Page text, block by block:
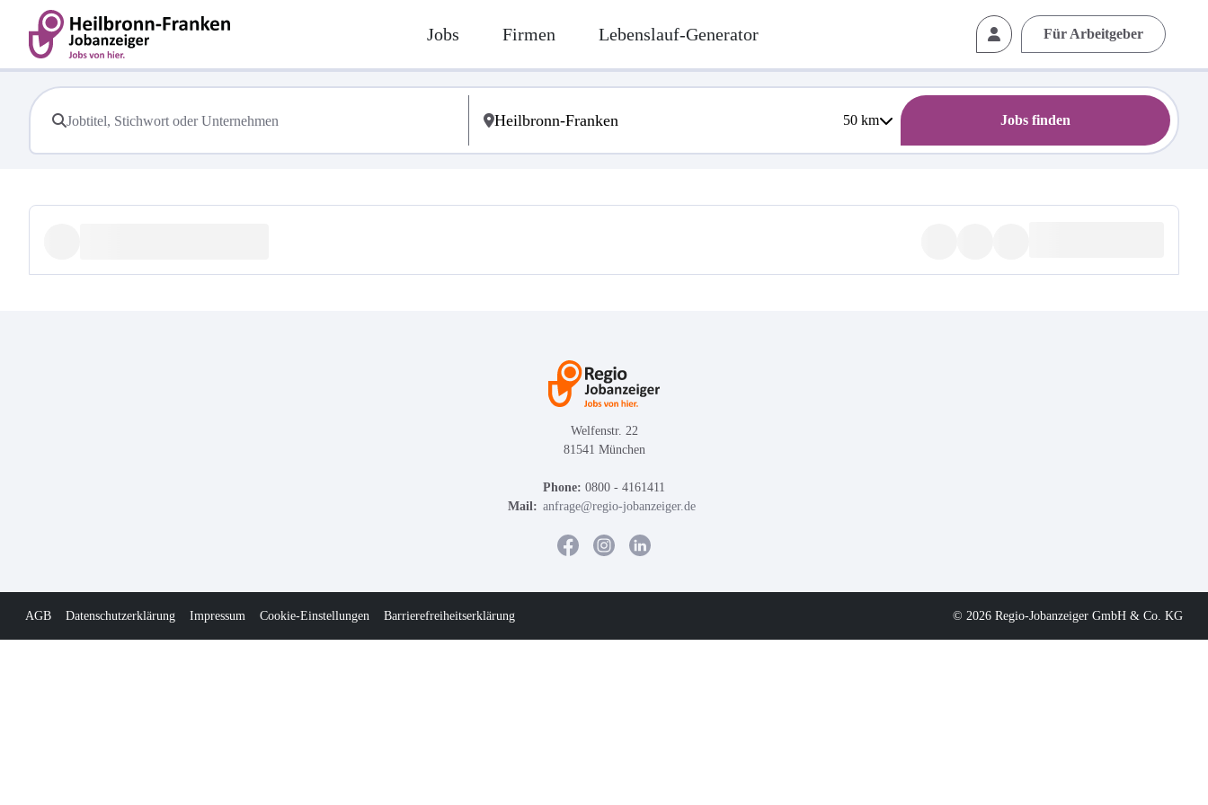
Jobs Firmen Lebenslauf-Generator Für Arbeitgeber
50km Jobs finden
Welfenstr. 22
81541 München
Phone: 0800 - 4161411
Mail: anfrage@regio-jobanzeiger.de
AGB Datenschutzerklärung Impressum Cookie-Einstellungen Barrierefreiheitserklärung © 2026 Regio-Jobanzeiger GmbH & Co. KG